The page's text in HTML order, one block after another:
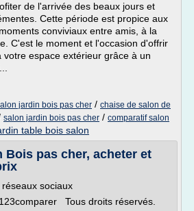
de l'arrivée des beaux jours et
Cette période est propice aux
conviviaux entre amis, à la
C'est le moment et l'occasion d'offrir
votre espace extérieur grâce à un
jardin bois pas cher / chaise de salon de
salon jardin bois pas cher / comparatif salon
table bois salon
Bois pas cher, acheter et
sociaux
Tous droits réservés.